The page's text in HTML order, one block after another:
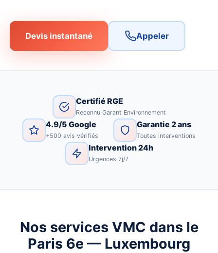
Devis instantané Appeler
Certifié RGE
Reconnu Garant Environnement
4.9/5 Google
+500 avis vérifiés
Garantie 2 ans
Toutes interventions
Intervention 24h
Urgences 7j/7
Nos services VMC dans le
Paris 6e — Luxembourg